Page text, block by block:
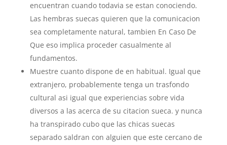
encuentran cuando todavia se estan conociendo.
Las hembras suecas quieren que la comunicacion
sea completamente natural, tambien En Caso De
Que eso implica proceder casualmente al
fundamentos.
Muestre cuanto dispone de en habitual. Igual que
extranjero, probablemente tenga un trasfondo
cultural asi igual que experiencias sobre vida
diversos a las acerca de su citacion sueca. y nunca
ha transpirado cubo que las chicas suecas
separado saldran con alguien que este cercano de